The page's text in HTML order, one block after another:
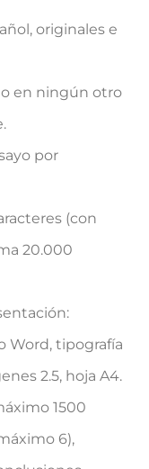
originales e
en ningún otro
por
(con
20.000
Word, tipografía
2.5, hoja A4.
1500
6),